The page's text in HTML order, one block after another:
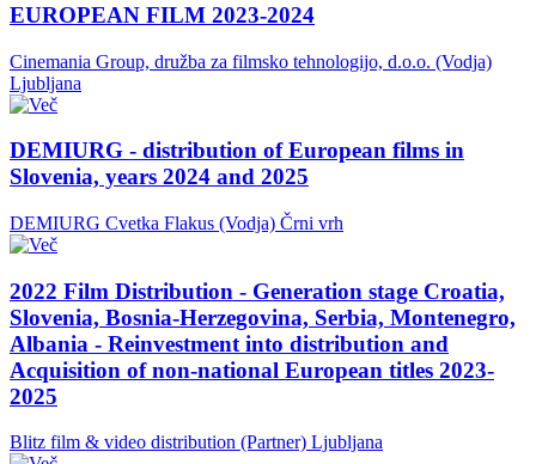
EUROPEAN FILM 2023-2024
Cinemania Group, družba za filmsko tehnologijo, d.o.o. (Vodja)
Ljubljana
DEMIURG - distribution of European films in
Slovenia, years 2024 and 2025
DEMIURG Cvetka Flakus (Vodja) Črni vrh
2022 Film Distribution - Generation stage Croatia,
Slovenia, Bosnia-Herzegovina, Serbia, Montenegro,
Albania - Reinvestment into distribution and
Acquisition of non-national European titles 2023-
2025
Blitz film & video distribution (Partner) Ljubljana